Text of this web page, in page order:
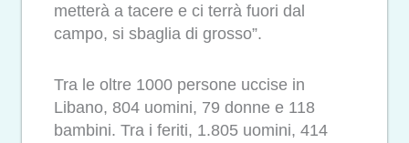
metterà a tacere e ci terrà fuori dal
campo, si sbaglia di grosso”.
Tra le oltre 1000 persone uccise in
Libano, 804 uomini, 79 donne e 118
bambini. Tra i feriti, 1.805 uomini, 414